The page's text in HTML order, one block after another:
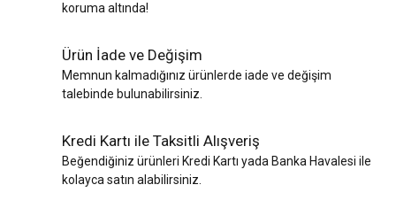
koruma altında!
Ürün İade ve Değişim
Memnun kalmadığınız ürünlerde iade ve değişim
talebinde bulunabilirsiniz.
Kredi Kartı ile Taksitli Alışveriş
Beğendiğiniz ürünleri Kredi Kartı yada Banka Havalesi ile
kolayca satın alabilirsiniz.